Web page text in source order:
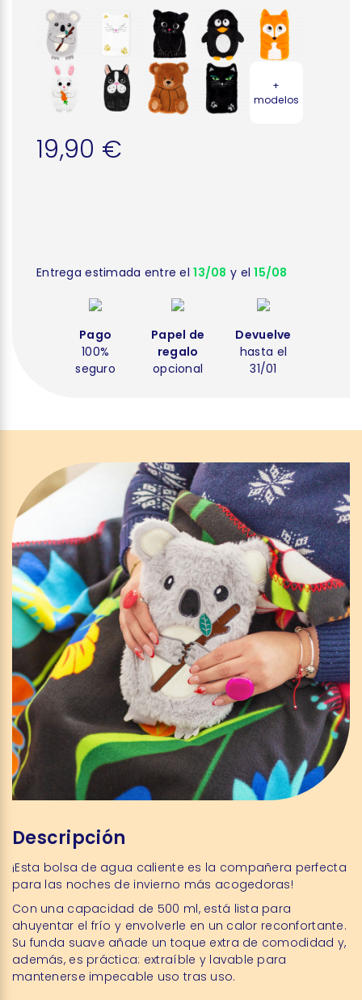
+
modelos
19,90 €
Entrega estimada entre el13/08 y el15/08
Pago
100%
seguro
Papel de
regalo
opcional
Devuelve
hasta el
31/01
Descripción
¡Esta bolsa de agua caliente es la compañera perfecta
para las noches de invierno más acogedoras!
Con una capacidad de 500 ml, está lista para
ahuyentar el frío y envolverle en un calor reconfortante.
Su funda suave añade un toque extra de comodidad y,
además, es práctica: extraíble y lavable para
mantenerse impecable uso tras uso.